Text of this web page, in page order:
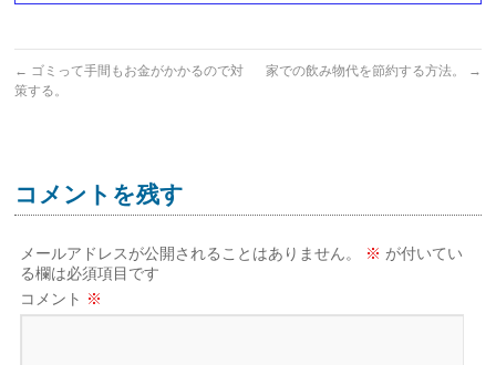
← ゴミって手間もお金がかかるので対
策する。
家での飲み物代を節約する方法。 →
コメントを残す
メールアドレスが公開されることはありません。 ※ が付いてい
る欄は必須項目です
コメント ※